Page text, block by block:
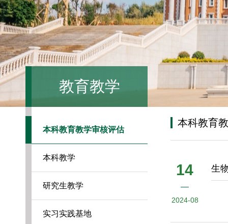
教育教学
本科教育教学审核评估
本科教学
研究生教学
实习实践基地
本科教育
生
14
2024-08